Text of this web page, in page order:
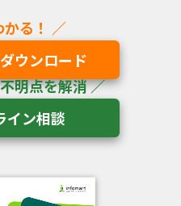
ウンロード
イン相談